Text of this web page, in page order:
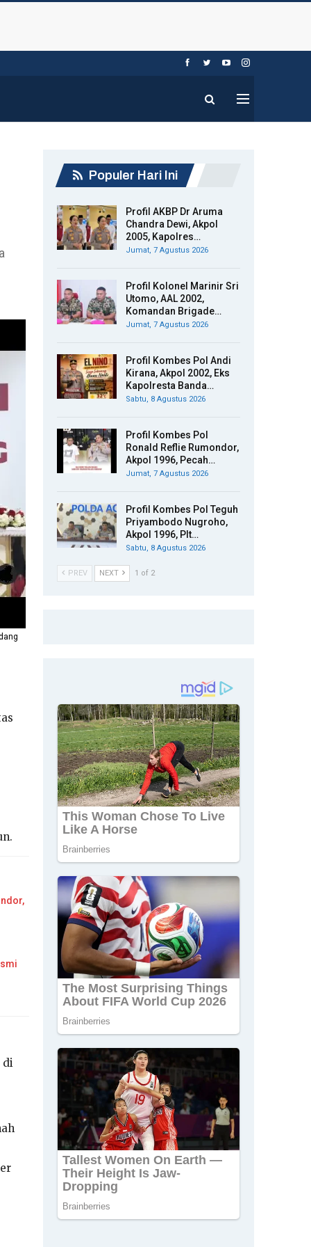
di
Populer Hari Ini
Profil AKBP Dr Aruma
Chandra Dewi, Akpol
2005, Kapolres…
Jumat, 7 Agustus 2026
Profil Kolonel Marinir Sri
Utomo, AAL 2002,
Komandan Brigade…
Jumat, 7 Agustus 2026
Profil Kombes Pol Andi
Kirana, Akpol 2002, Eks
Kapolresta Banda…
Sabtu, 8 Agustus 2026
Profil Kombes Pol
Ronald Reflie Rumondor,
Akpol 1996, Pecah…
Jumat, 7 Agustus 2026
Profil Kombes Pol Teguh
Priyambodo Nugroho,
Akpol 1996, Plt…
Sabtu, 8 Agustus 2026
PREV NEXT 1 of 2